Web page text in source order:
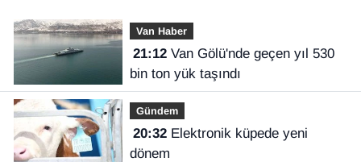
Van Haber
21:12Van Gölü'nde geçen yıl 530
bin ton yük taşındı
Gündem
20:32Elektronik küpede yeni
dönem